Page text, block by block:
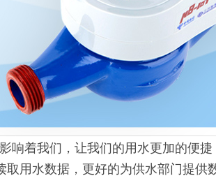
着我们，让我们的用水更加的便
用水数据，更好的为供水部门提供